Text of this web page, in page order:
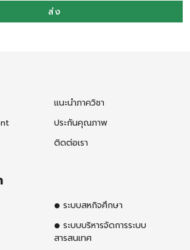
ส่ง
แนะนำภาควิชา
ประกันคุณภาพ
ติดต่อเรา
ระบบสหกิจศึกษา
ระบบบริหารจัดการระบบ
สารสนเทศ